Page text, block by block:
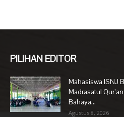
PILIHAN EDITOR
Mahasiswa ISNJ
Madrasatul
Bahaya...
Agustus 8, 2026